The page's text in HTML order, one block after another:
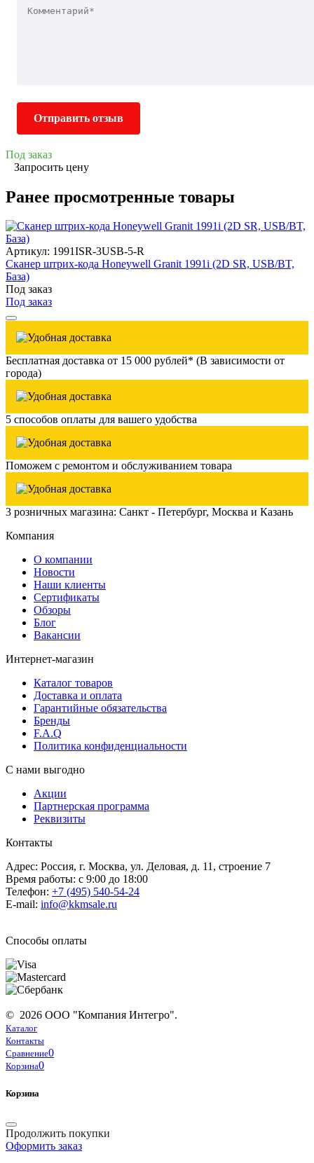
Отправить отзыв
Под заказ
Запросить цену
Ранее просмотренные товары
Артикул: 1991ISR-3USB-5-R
Сканер штрих-кода Honeywell Granit 1991i (2D SR, USB/BT,
База)
Под заказ
Под заказ
Бесплатная доставка от 15 000 рублей* (В зависимости от
города)
5 способов оплаты для вашего удобства
Поможем с ремонтом и обслуживанием товара
3 розничных магазина: Санкт - Петербург, Москва и Казань
Компания
О компании
Новости
Наши клиенты
Сертификаты
Обзоры
Блог
Вакансии
Интернет-магазин
Каталог товаров
Доставка и оплата
Гарантийные обязательства
Бренды
F.A.Q
Политика конфиденциальности
С нами выгодно
Акции
Партнерская программа
Реквизиты
Контакты
Адрес: Россия, г. Москва, ул. Деловая, д. 11, строение 7
Время работы: с 9:00 до 18:00
Телефон: +7 (495) 540-54-24
E-mail: info@kkmsale.ru
Способы оплаты
© 2026 ООО "Компания Интегро".
Каталог
Контакты
Сравнение0
Корзина0
Корзина
Продолжить покупки
Оформить заказ